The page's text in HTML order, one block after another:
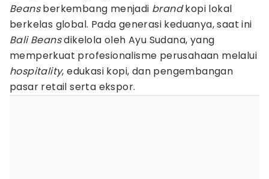
Beansberkembang menjadi brandkopi lokal
berkelas global. Pada generasi keduanya, saat ini
Bali Beansdikelola oleh Ayu Sudana, yang
memperkuat profesionalisme perusahaan melalui
hospitality, edukasi kopi, dan pengembangan
pasar retail serta ekspor.